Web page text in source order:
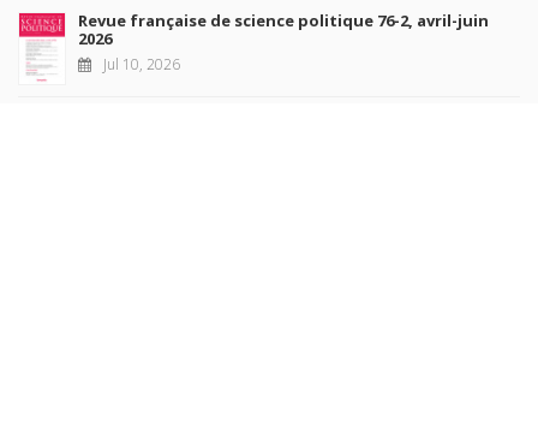
Revue française de science politique 76-2, avril-juin
2026
Jul 10, 2026